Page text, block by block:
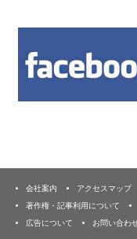
会社案内 アクセスマップ
著作権・記事利用について
広告について
お問い合わ